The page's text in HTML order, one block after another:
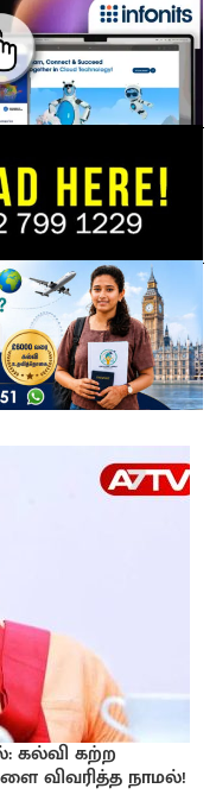
கல்வி கற்ற
விவரித்த நாமல்!